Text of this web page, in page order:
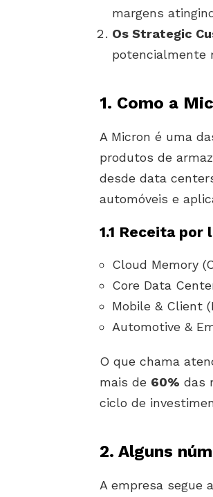
margens
Os Strategic
potencialmente
1. Como a
A Micron é uma
produtos de
desde data
automóveis e
1.1 Receita por
Cloud Memory
Core Data
Mobile & Client
Automotive &
O que chama
mais de 60% das
ciclo de
2. Alguns
A empresa segue